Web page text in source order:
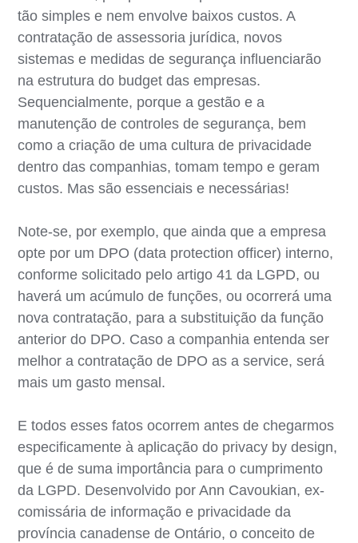
tão simples e nem envolve baixos custos. A
contratação de assessoria jurídica, novos
sistemas e medidas de segurança influenciarão
na estrutura do budget das empresas.
Sequencialmente, porque a gestão e a
manutenção de controles de segurança, bem
como a criação de uma cultura de privacidade
dentro das companhias, tomam tempo e geram
custos. Mas são essenciais e necessárias!
Note-se, por exemplo, que ainda que a empresa
opte por um DPO (data protection officer) interno,
conforme solicitado pelo artigo 41 da LGPD, ou
haverá um acúmulo de funções, ou ocorrerá uma
nova contratação, para a substituição da função
anterior do DPO. Caso a companhia entenda ser
melhor a contratação de DPO as a service, será
mais um gasto mensal.
E todos esses fatos ocorrem antes de chegarmos
especificamente à aplicação do privacy by design,
que é de suma importância para o cumprimento
da LGPD. Desenvolvido por Ann Cavoukian, ex-
comissária de informação e privacidade da
província canadense de Ontário, o conceito de